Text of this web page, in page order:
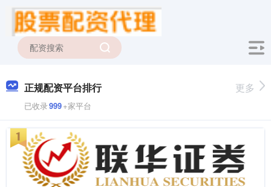
正规配资平台排行
已收录999+家平台
更多